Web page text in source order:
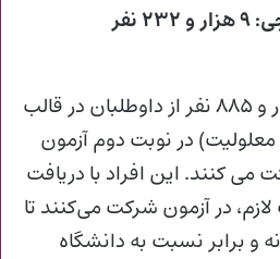
نفر
علاوه بر این تعداد ۱ هزار و ۸۸۵ نفر از داوطلبان در قالب
معلولیت) در نوبت دوم آزمون
سال ۱۴۰۴ شرکت می کنند. این افراد با دریافت
در آزمون شرکت می‌کنند تا
و برابر نسبت به دانشگاه